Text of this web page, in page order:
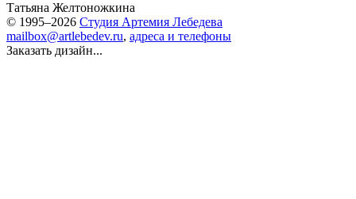
Татьяна Желтоножкина
© 1995–2026 Студия Артемия Лебедева
mailbox@artlebedev.ru, адреса и телефоны
Заказать дизайн...